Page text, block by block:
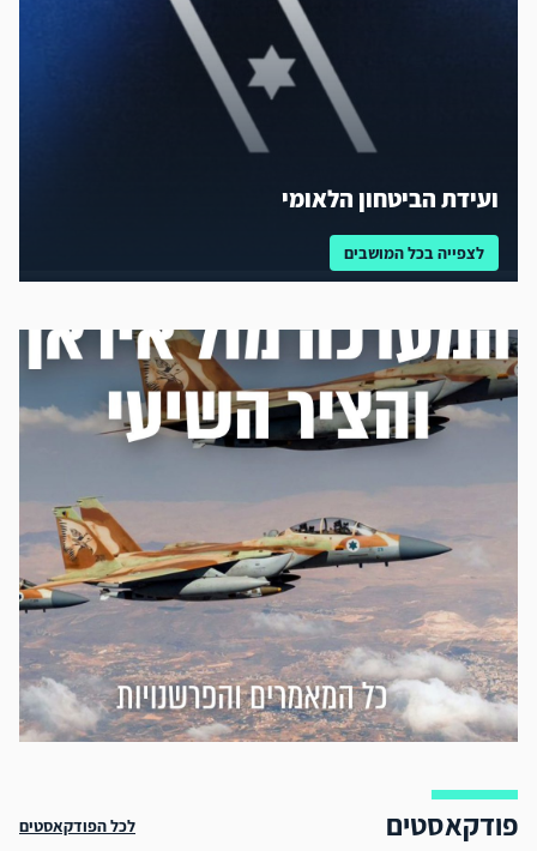
ועידת הביטחון הלאומי
לצפייה בכל המושבים
פודקאסטים לכל הפודקאסטים